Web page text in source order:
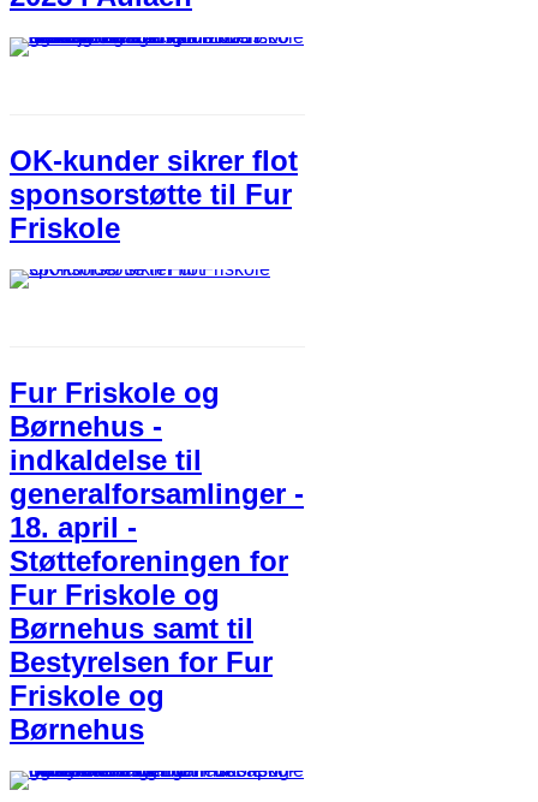
OK-kunder sikrer flot
sponsorstøtte til Fur
Friskole
Fur Friskole og
Børnehus -
indkaldelse til
generalforsamlinger -
18. april -
Støtteforeningen for
Fur Friskole og
Børnehus samt til
Bestyrelsen for Fur
Friskole og
Børnehus